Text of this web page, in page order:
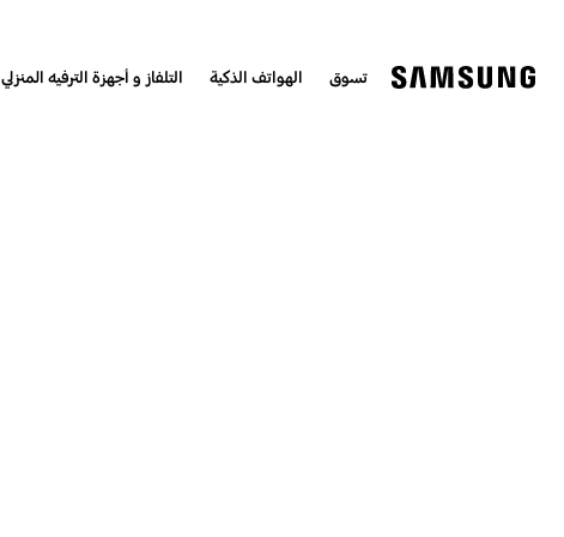
تسوق الهواتف الذكية التلفاز و أجهزة الترفيه المنزلي